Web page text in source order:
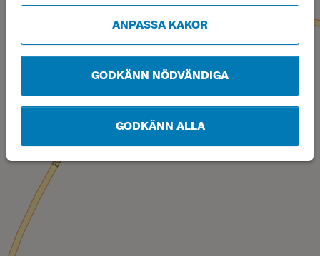
ANPASSA KAKOR
GODKÄNN NÖDVÄNDIGA
GODKÄNN ALLA